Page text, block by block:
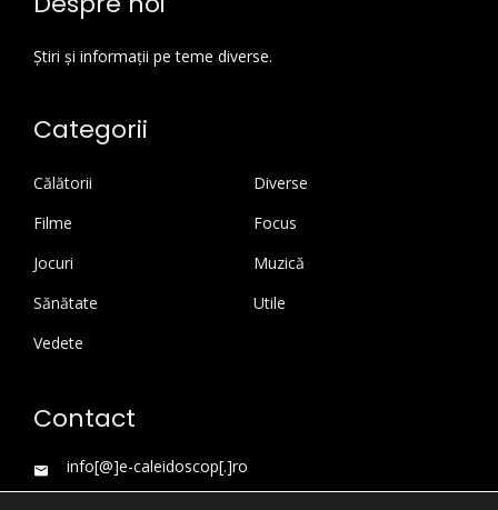
Știri și informații pe teme diverse.
Categorii
Călătorii
Diverse
Filme
Focus
Jocuri
Muzică
Sănătate
Utile
Vedete
Contact
info[@]e-caleidoscop[.]ro